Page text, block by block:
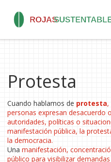
Protesta
Cuando hablamos de protesta,
personas expresan desacuerdo
autoridades, políticas o
manifestación pública, la
la democracia.
Una manifestación,
público para visibilizar demandas